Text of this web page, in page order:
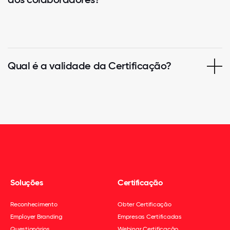
Qual é a validade da Certificação?
Soluções
Reconhecimento
Employer Branding
Certificação
Obter Certificação
Empresas Certificadas